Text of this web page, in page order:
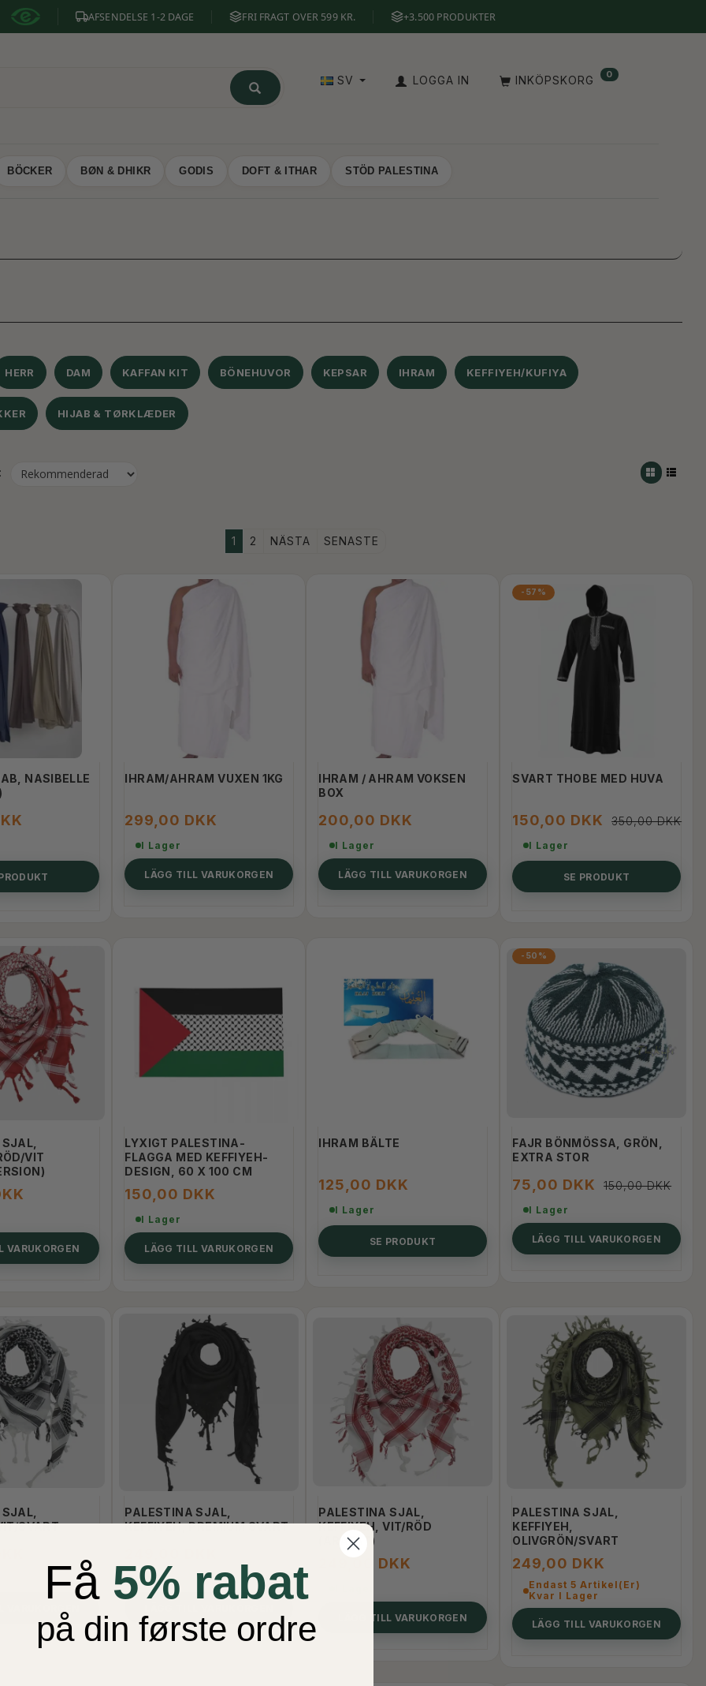
AFSENDELSE 1-2 DAGE FRI FRAGT OVER 599 KR. +3.500 PRODUKTER
SV LOGGA IN INKÖPSKORG 0
BÖCKER BØN & DHIKR GODIS DOFT & ITHAR STÖD PALESTINA
HERR DAM KAFFAN KIT BÖNEHUVOR KEPSAR IHRAM KEFFIYEH/KUFIYA
HIJAB & TØRKLÆDER
1 2 NÄSTA SENASTE
NASIBELLE
IHRAM/AHRAM VUXEN 1KG
299,00 DKK
I Lager
LÄGG TILL VARUKORGEN
IHRAM / AHRAM VOKSEN
BOX
200,00 DKK
I Lager
LÄGG TILL VARUKORGEN
-57%
SVART THOBE MED HUVA
150,00 DKK 350,00 DKK
I Lager
SE PRODUKT
VIT
VARUKORGEN
LYXIGT PALESTINA-
FLAGGA MED KEFFIYEH-
DESIGN, 60 X 100 CM
150,00 DKK
I Lager
LÄGG TILL VARUKORGEN
IHRAM BÄLTE
125,00 DKK
I Lager
SE PRODUKT
-50%
FAJR BÖNMÖSSA, GRÖN,
EXTRA STOR
75,00 DKK 150,00 DKK
I Lager
LÄGG TILL VARUKORGEN
SVART
VARUKORGEN
PALESTINA SJAL,
KEFFIYEH, PREMIUM SVART
I Lager
PALESTINA SJAL,
KEFFIYEH, VIT/RÖD
(ARAFAT)
249,00 DKK
LÄGG TILL VARUKORGEN
PALESTINA SJAL,
KEFFIYEH,
OLIVGRÖN/SVART
249,00 DKK
Endast 5 Artikel(er)
Kvar I Lager
LÄGG TILL VARUKORGEN
Få 5% rabat
på din første ordre